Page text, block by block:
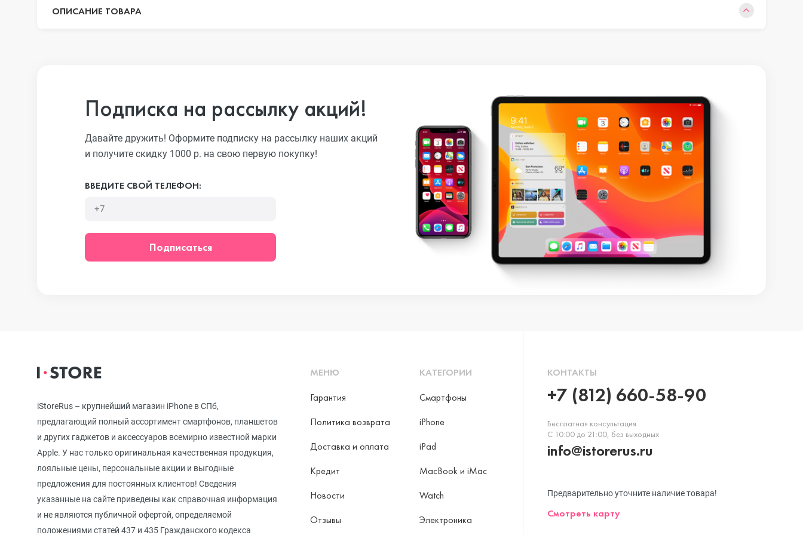
iPhone 13 mini
iPhone 11 Pro
ОПИСАНИЕ ТОВАРА
Подписка на рассылку акций!
Давайте дружить! Оформите подписку на рассылку наших акций
и получите скидку 1000 р. на свою первую покупку!
ВВЕДИТЕ СВОЙ ТЕЛЕФОН:
Подписаться
iStoreRus – крупнейший магазин iPhone в СПб,
предлагающий полный ассортимент смартфонов, планшетов
и других гаджетов и аксессуаров всемирно известной марки
Apple. У нас только оригинальная качественная продукция,
лояльные цены, персональные акции и выгодные
предложения для постоянных клиентов! Сведения
указанные на сайте приведены как справочная информация
и не являются публичной офертой, определяемой
положениями статей 437 и 435 Гражданского кодекса
МЕНЮ
Гарантия
Политика возврата
Доставка и оплата
Кредит
Новости
Отзывы
КАТЕГОРИИ
Смартфоны
iPhone
iPad
MacBook и iMac
Watch
Электроника
КОНТАКТЫ
+7 (812) 660-58-90
Бесплатная консультация
С 10:00 до 21:00, без выходных
info@istorerus.ru
Предварительно уточните наличие товара!
Смотреть карту